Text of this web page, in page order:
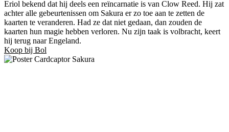
Eriol bekend dat hij deels een reïncarnatie is van Clow Reed. Hij zat
achter alle gebeurtenissen om Sakura er zo toe aan te zetten de
kaarten te veranderen. Had ze dat niet gedaan, dan zouden de
kaarten hun magie hebben verloren. Nu zijn taak is volbracht, keert
hij terug naar Engeland.
Koop bij Bol